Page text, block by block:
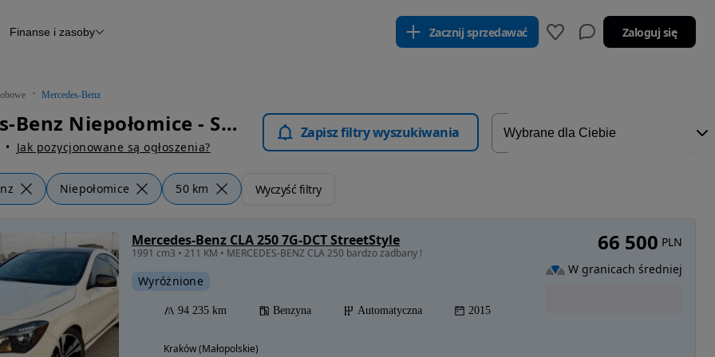
Raport z inspekcji
Otomoto News
Finanse i zasoby Zacznij sprzedawać Zaloguj się
Mercedes-Benz
Mercedes-Benz Niepołomice - Samochody Osobowe
Jak pozycjonowane są ogłoszenia?
Zapisz filtry wyszukiwania
Niepołomice 50 km Wyczyść filtry
Mercedes-Benz CLA 250 7G-DCT StreetStyle
1991 cm3 • 211 KM • MERCEDES-BENZ CLA 250 bardzo zadbany !
Wyróżnione
94 235 km Benzyna Automatyczna 2015
Kraków (Małopolskie)
66 500 PLN
W granicach średniej